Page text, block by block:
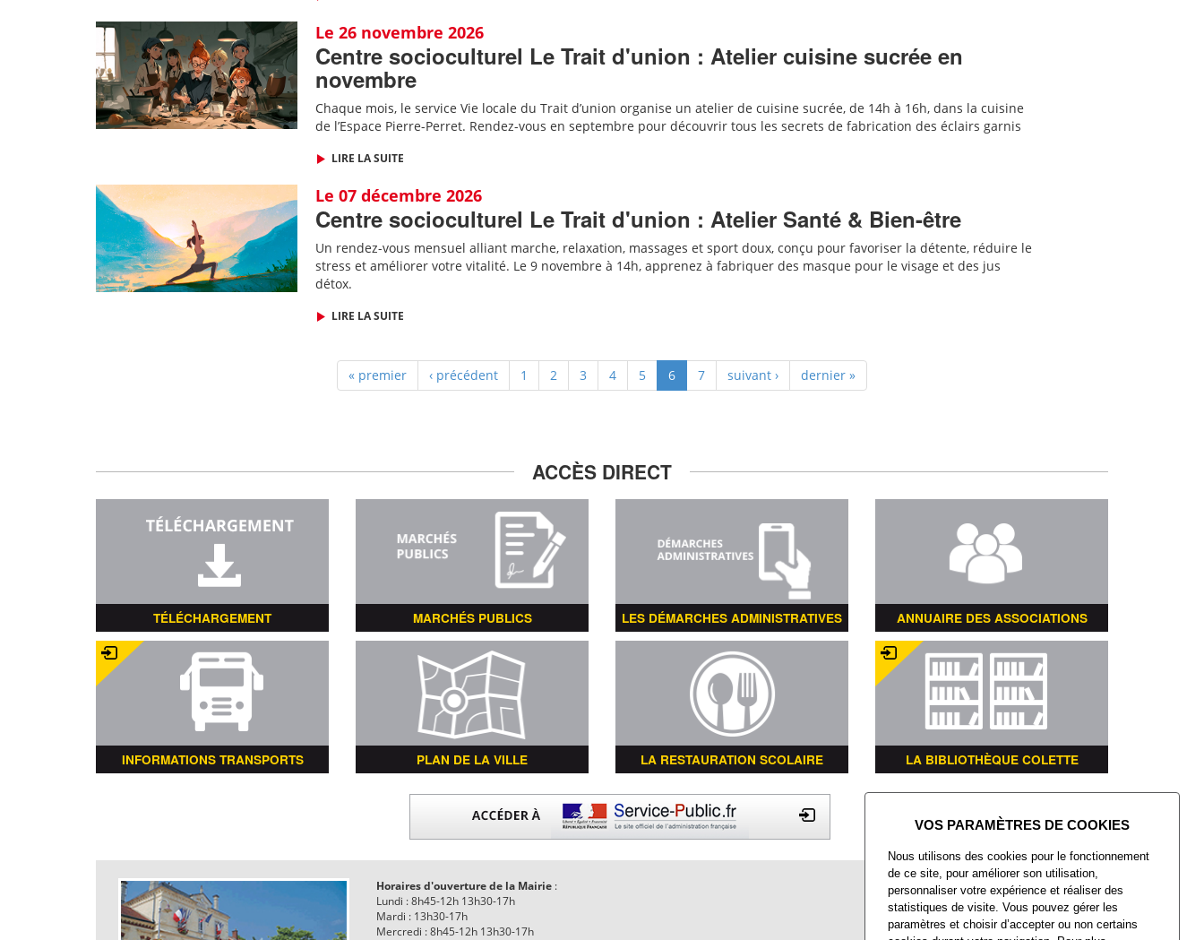
Le 26 novembre 2026
Centre socioculturel Le Trait d'union : Atelier cuisine sucrée en
novembre
Chaque mois, le service Vie locale du Trait d’union organise un atelier de cuisine sucrée, de 14h à 16h, dans la cuisine
de l’Espace Pierre-Perret. Rendez-vous en septembre pour découvrir tous les secrets de fabrication des éclairs garnis
LIRE LA SUITE
Le 07 décembre 2026
Centre socioculturel Le Trait d'union : Atelier Santé & Bien-être
Un rendez-vous mensuel alliant marche, relaxation, massages et sport doux, conçu pour favoriser la détente, réduire le
stress et améliorer votre vitalité. Le 9 novembre à 14h, apprenez à fabriquer des masque pour le visage et des jus
détox.
LIRE LA SUITE
« premier ‹ précédent 1 2 3 4 5 6 7 suivant › dernier »
ACCÈS DIRECT
TÉLÉCHARGEMENT MARCHÉS PUBLICS LES DÉMARCHES ADMINISTRATIVES ANNUAIRE DES ASSOCIATIONS
INFORMATIONS TRANSPORTS PLAN DE LA VILLE LA RESTAURATION SCOLAIRE LA BIBLIOTHÈQUE COLETTE
Horaires d'ouverture de la Mairie:
Lundi : 8h45-12h 13h30-17h
Mardi : 13h30-17h
Mercredi : 8h45-12h 13h30-17h
Mairie de Villers-Saint-Paul
Place François Mitterrand
Villers-Saint-Paul
60872 Rieux CEDEX
Nous utilisons des cookies pour le fonctionnement
de ce site, pour améliorer son utilisation,
personnaliser votre expérience et réaliser des
statistiques de visite. Vous pouvez gérer les
paramètres et choisir d’accepter ou non certains